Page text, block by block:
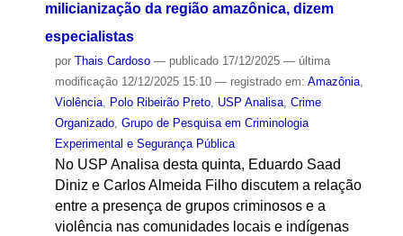
milicianização da região amazônica, dizem
especialistas
por Thais Cardoso — publicado17/12/2025 — última
modificação12/12/2025 15:10 — registrado em: Amazônia,
Violência, Polo Ribeirão Preto, USP Analisa, Crime
Organizado, Grupo de Pesquisa em Criminologia
Experimental e Segurança Pública
No USP Analisa desta quinta, Eduardo Saad
Diniz e Carlos Almeida Filho discutem a relação
entre a presença de grupos criminosos e a
violência nas comunidades locais e indígenas